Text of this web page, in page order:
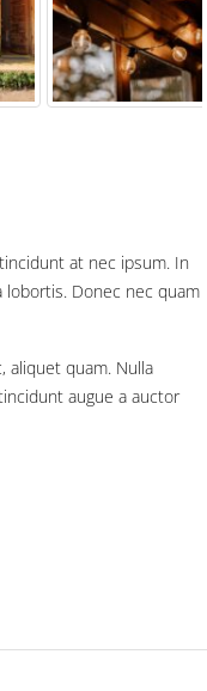
at nec ipsum. In
lobortis. Donec nec quam
aliquet quam. Nulla
augue a auctor